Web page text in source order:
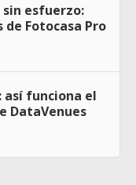
esfuerzo:
Fotocasa Pro
así funciona el
DataVenues